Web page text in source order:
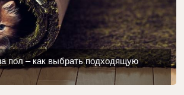
пол – как выбрать подходящую